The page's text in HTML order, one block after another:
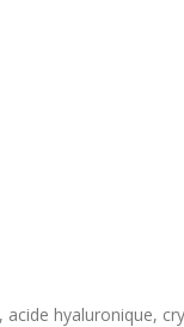
hyaluronique,